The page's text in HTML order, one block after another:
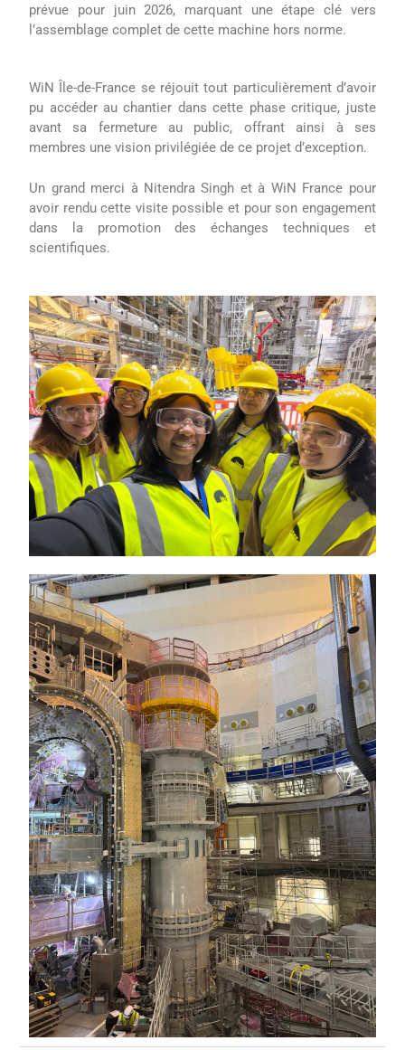
prévue pour juin 2026, marquant une étape clé vers
l’assemblage complet de cette machine hors norme.
WiN Île-de-France se réjouit tout particulièrement d’avoir
pu accéder au chantier dans cette phase critique, juste
avant sa fermeture au public, offrant ainsi à ses
membres une vision privilégiée de ce projet d’exception.
Un grand merci à Nitendra Singh et à WiN France pour
avoir rendu cette visite possible et pour son engagement
dans la promotion des échanges techniques et
scientifiques.